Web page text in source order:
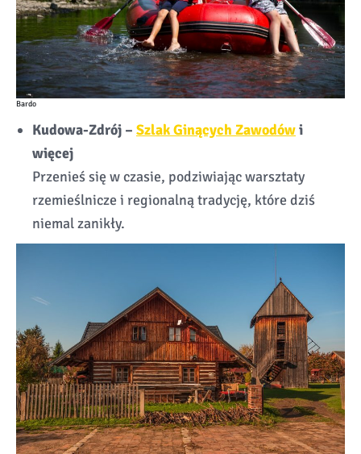
Bardo
Kudowa-Zdrój – Szlak Ginących Zawodówi
więcej
Przenieś się w czasie, podziwiając warsztaty
rzemieślnicze i regionalną tradycję, które dziś
niemal zanikły.